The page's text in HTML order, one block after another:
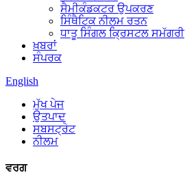
ਸੈਮੀਕੰਡਕਟਰ ਉਪਕਰਣ
ਸਿੰਥੈਟਿਕ ਨੀਲਮ ਰਤਨ
ਧਾਤੂ ਸਿੰਗਲ ਕ੍ਰਿਸਟਲ ਸਮੱਗਰੀ
ਖ਼ਬਰਾਂ
ਸੰਪਰਕ
English
ਮੁੱਖ ਪੇਜ
ਉਤਪਾਦ
ਸਬਸਟ੍ਰੇਟ
ਨੀਲਮ
ਵਰਗ